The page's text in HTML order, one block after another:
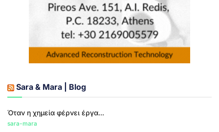
Sara & Mara | Blog
Όταν η χημεία φέρνει έργα...
sara-mara